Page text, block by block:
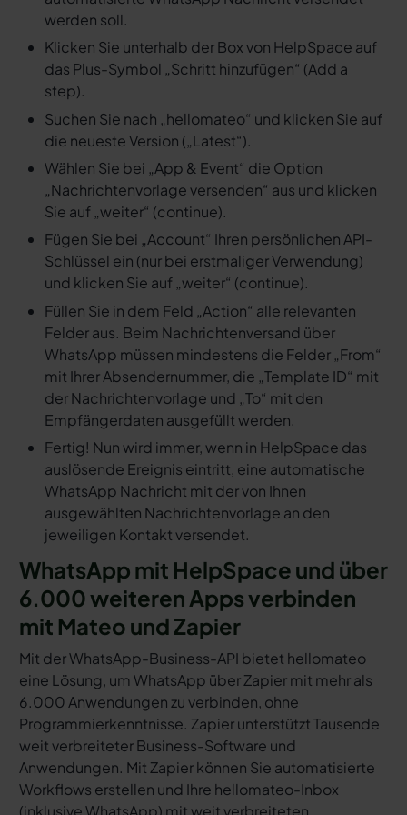
werden soll.
Klicken Sie unterhalb der Box von HelpSpace auf
das Plus-Symbol „Schritt hinzufügen“ (Add a
step).
Suchen Sie nach „hellomateo“ und klicken Sie auf
die neueste Version („Latest“).
Wählen Sie bei „App & Event“ die Option
„Nachrichtenvorlage versenden“ aus und klicken
Sie auf „weiter“ (continue).
Fügen Sie bei „Account“ Ihren persönlichen API-
Schlüssel ein (nur bei erstmaliger Verwendung)
und klicken Sie auf „weiter“ (continue).
Füllen Sie in dem Feld „Action“ alle relevanten
Felder aus. Beim Nachrichtenversand über
WhatsApp müssen mindestens die Felder „From“
mit Ihrer Absendernummer, die „Template ID“ mit
der Nachrichtenvorlage und „To“ mit den
Empfängerdaten ausgefüllt werden.
Fertig! Nun wird immer, wenn in HelpSpace das
auslösende Ereignis eintritt, eine automatische
WhatsApp Nachricht mit der von Ihnen
ausgewählten Nachrichtenvorlage an den
jeweiligen Kontakt versendet.
WhatsApp mit HelpSpace und über
6.000 weiteren Apps verbinden
mit Mateo und Zapier
Mit der WhatsApp-Business-API bietet hellomateo
eine Lösung, um WhatsApp über Zapier mit mehr als
6.000 Anwendungenzu verbinden, ohne
Programmierkenntnisse. Zapier unterstützt Tausende
weit verbreiteter Business-Software und
Anwendungen. Mit Zapier können Sie automatisierte
Workflows erstellen und Ihre hellomateo-Inbox